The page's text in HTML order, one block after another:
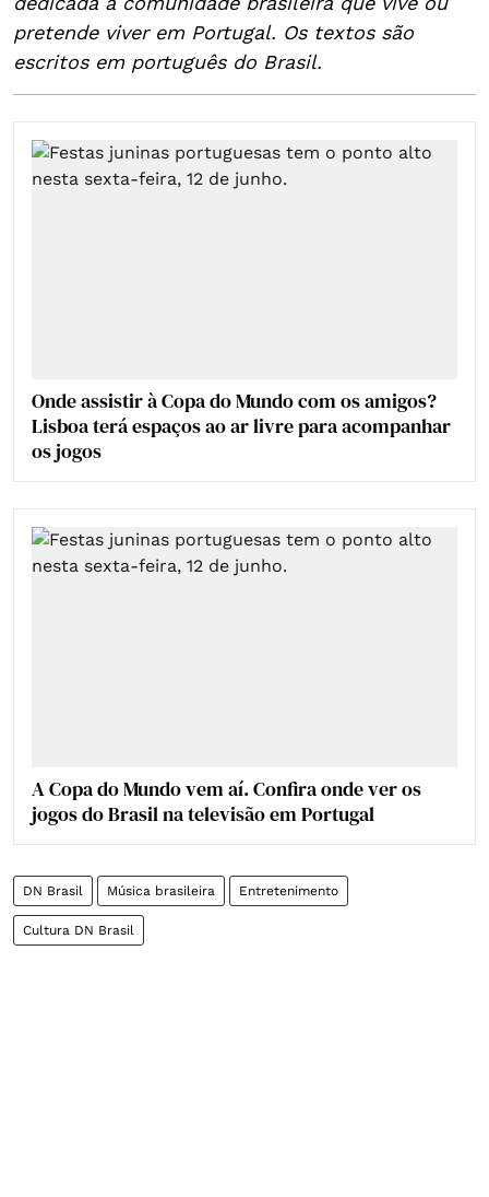
pretende viver em Portugal. Os textos são
escritos em português do Brasil.
Onde assistir à Copa do Mundo com os amigos?
Lisboa terá espaços ao ar livre para acompanhar
os jogos
A Copa do Mundo vem aí. Confira onde ver os
jogos do Brasil na televisão em Portugal
DN Brasil Música brasileira Entretenimento
Cultura DN Brasil